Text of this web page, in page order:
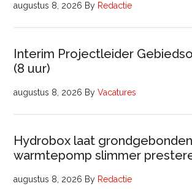
augustus 8, 2026 By Redactie
Interim Projectleider
(8 uur)
augustus 8, 2026 ByVacatures
Hydrobox laat grondgebonden
warmtepomp slimmer
augustus 8, 2026 By Redactie